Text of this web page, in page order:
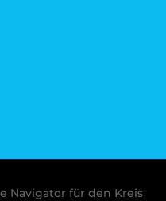
Navigator für den Kreis